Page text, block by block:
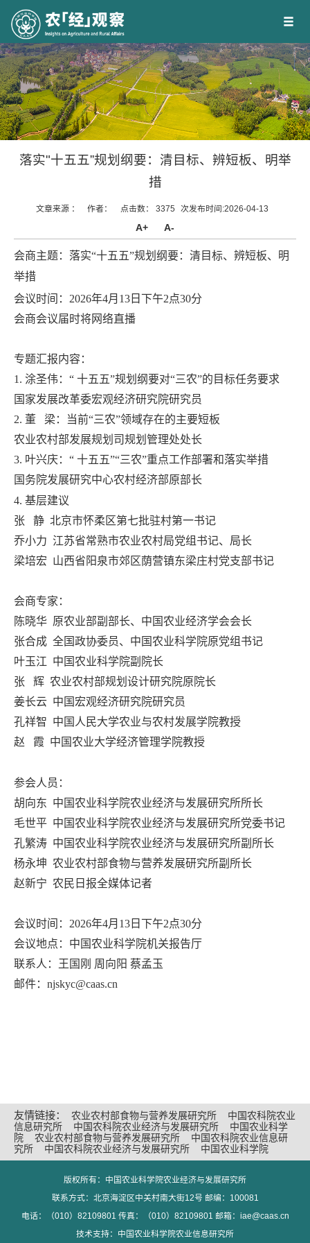
落实"十五五”规划纲要：清目标、辨短板、明举
措
文章来源 ： 作者： 点击数： 3375 次发布时间:2026-04-13
A+ A-
会商主题： 落实“十五五”规划纲要：清目标、辨短板、明
举措
会议时间：2026年4月13日下午2点30分
会商会议届时将网络直播
专题汇报内容：
1. 涂圣伟：“ 十五五”规划纲要对“三农”的目标任务要求
国家发展改革委宏观经济研究院研究员
2. 董 梁：当前“三农”领域存在的主要短板
农业农村部发展规划司规划管理处处长
3. 叶兴庆：“ 十五五”“三农”重点工作部署和落实举措
国务院发展研究中心农村经济部原部长
4. 基层建议
张 静 北京市怀柔区第七批驻村第一书记
乔小力 江苏省常熟市农业农村局党组书记、局长
梁培宏 山西省阳泉市郊区荫营镇东梁庄村党支部书记
会商专家：
陈晓华 原农业部副部长、中国农业经济学会会长
张合成 全国政协委员、中国农业科学院原党组书记
叶玉江 中国农业科学院副院长
张 辉 农业农村部规划设计研究院原院长
姜长云 中国宏观经济研究院研究员
孔祥智 中国人民大学农业与农村发展学院教授
赵 霞 中国农业大学经济管理学院教授
参会人员：
胡向东 中国农业科学院农业经济与发展研究所所长
毛世平 中国农业科学院农业经济与发展研究所党委书记
孔繁涛 中国农业科学院农业经济与发展研究所副所长
杨永坤 农业农村部食物与营养发展研究所副所长
赵新宁 农民日报全媒体记者
会议时间：2026年4月13日下午2点30分
会议地点：中国农业科学院机关报告厅
联系人：王国刚 周向阳 蔡孟玉
邮件：njskyc@caas.cn
友情链接： 农业农村部食物与营养发展研究所
中国农科院农业
信息研究所
中国农科院农业经济与发展研究所
中国农业科学
院
农业农村部食物与营养发展研究所
中国农科院农业信息研
究所
中国农科院农业经济与发展研究所 中国农业科学院
版权所有：中国农业科学院农业经济与发展研究所
联系方式：北京海淀区中关村南大街12号 邮编：100081
电话：（010）82109801 传真：（010）82109801 邮箱：iae@caas.cn
技术支持：中国农业科学院农业信息研究所